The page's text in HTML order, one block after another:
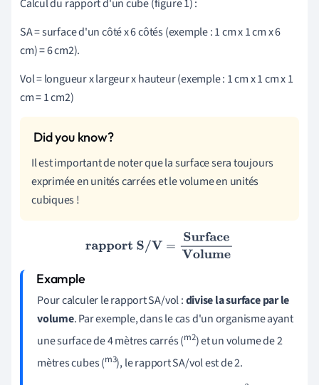
Calcul du rapport d'un cube (figure 1) :
SA = surface d'un côté x 6 côtés (exemple : 1 cm x 1 cm x 6
cm) = 6 cm2).
Vol = longueur x largeur x hauteur (exemple : 1 cm x 1 cm x 1
cm = 1 cm2)
Il est important de noter que la surface sera toujours
exprimée en unités carrées et le volume en unités
cubiques !
rapport S/V=SurfaceVolume
Pour calculer le rapport SA/vol :divise la surface par le
volume. Par exemple, dans le cas d'un organisme ayant
une surface de 4 mètres carrés (m2) et un volume de 2
mètres cubes (m3), le rapport SA/vol est de 2.